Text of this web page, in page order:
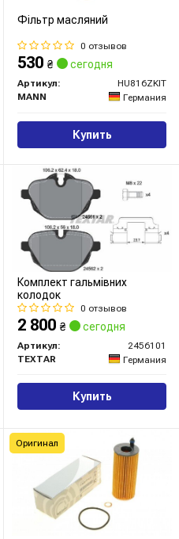
Фільтр масляний
0 отзывов
530 ₴ сегодня
Артикул:
HU816ZKIT
MANN
Германия
Купить
Комплект гальмівних
колодок
0 отзывов
2 800 ₴ сегодня
Артикул:
2456101
TEXTAR
Германия
Купить
Оригинал